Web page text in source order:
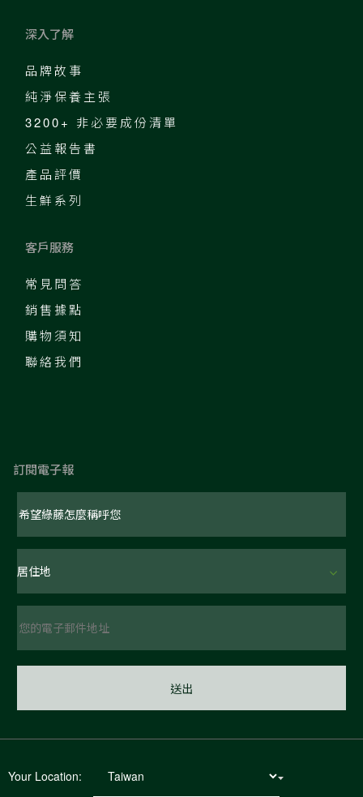
深入了解
品牌故事
純淨保養主張
3200+ 非必要成份清單
公益報告書
產品評價
生鮮系列
客戶服務
常見問答
銷售據點
購物須知
聯絡我們
訂閱電子報
Your Location: